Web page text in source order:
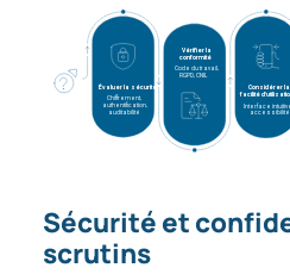
Sécurité et
scrutins